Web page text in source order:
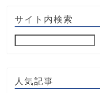
サイト内検索
人気記事